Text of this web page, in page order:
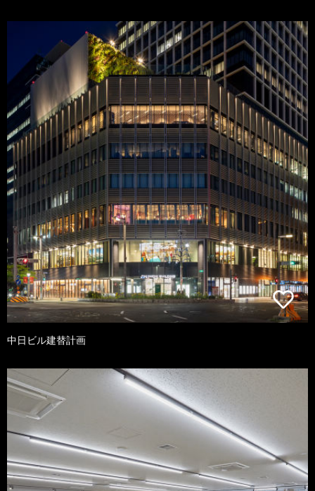
中日ビル建替計画